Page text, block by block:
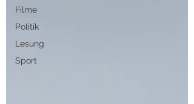
Filme
Politik
Lesung
Sport